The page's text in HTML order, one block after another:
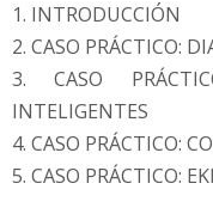
1. INTRODUCCIÓN
2. CASO PRÁCTICO:
3. CASO
INTELIGENTES
4. CASO PRÁCTICO:
5. CASO PRÁCTICO: